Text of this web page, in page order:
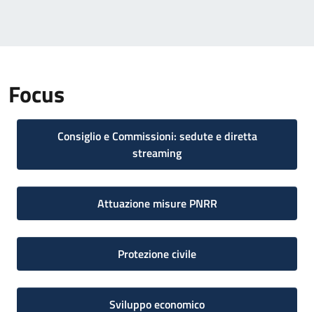
Focus
Consiglio e Commissioni: sedute e diretta
streaming
Attuazione misure PNRR
Protezione civile
Sviluppo economico